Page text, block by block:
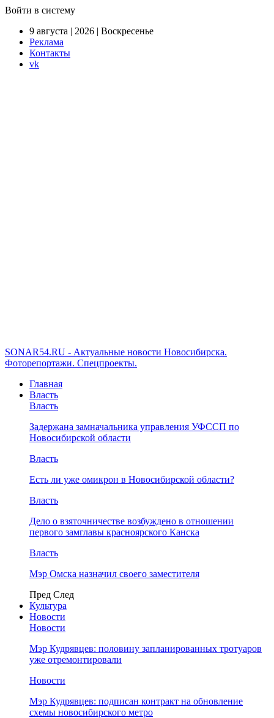
Войти в систему
9 августа | 2026 | Воскресенье
Реклама
Контакты
vk
SONAR54.RU - Актуальные новости Новосибирска.
Фоторепортажи. Спецпроекты.
Главная
Власть
Власть
Задержана замначальника управления УФССП по
Новосибирской области
Власть
Есть ли уже омикрон в Новосибирской области?
Власть
Дело о взяточничестве возбуждено в отношении
первого замглавы красноярского Канска
Власть
Мэр Омска назначил своего заместителя
Пред След
Культура
Новости
Новости
Мэр Кудрявцев: половину запланированных тротуаров
уже отремонтировали
Новости
Мэр Кудрявцев: подписан контракт на обновление
схемы новосибирского метро